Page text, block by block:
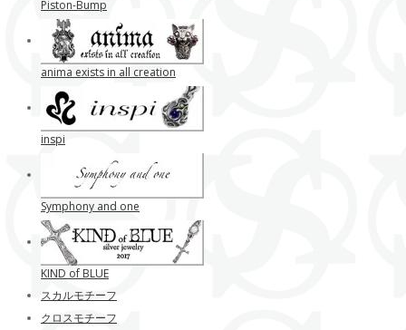
Piston-Bump
anima exists in all creation
inspi
Symphony and one
KIND of BLUE
スカルモチーフ
クロスモチーフ